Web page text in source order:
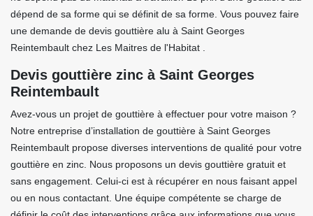
dépend de sa forme qui se définit de sa forme. Vous pouvez faire
une demande de devis gouttière alu à Saint Georges
Reintembault chez Les Maitres de l'Habitat .
Devis gouttière zinc à Saint Georges
Reintembault
Avez-vous un projet de gouttière à effectuer pour votre maison ?
Notre entreprise d’installation de gouttière à Saint Georges
Reintembault propose diverses interventions de qualité pour votre
gouttière en zinc. Nous proposons un devis gouttière gratuit et
sans engagement. Celui-ci est à récupérer en nous faisant appel
ou en nous contactant. Une équipe compétente se charge de